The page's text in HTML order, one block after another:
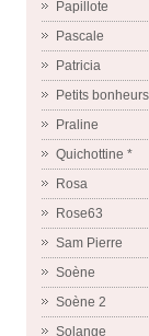
Papillote
Pascale
Patricia
Petits bonheurs
Praline
Quichottine *
Rosa
Rose63
Sam Pierre
Soène
Soène 2
Solange